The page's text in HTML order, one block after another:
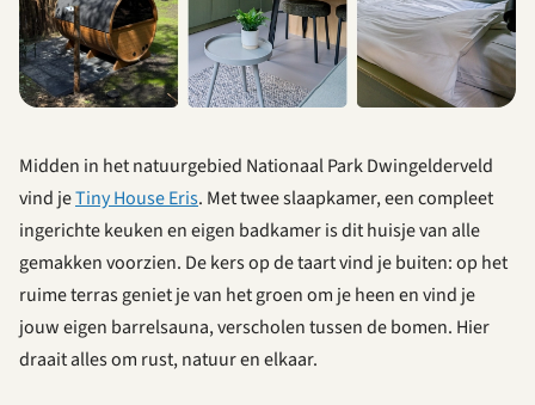
Midden in het natuurgebied Nationaal Park Dwingelderveld
vind jeTiny House Eris. Met twee slaapkamer, een compleet
ingerichte keuken en eigen badkamer is dit huisje van alle
gemakken voorzien. De kers op de taart vind je buiten: op het
ruime terras geniet je van het groen om je heen en vind je
jouw eigen barrelsauna, verscholen tussen de bomen. Hier
draait alles om rust, natuur en elkaar.